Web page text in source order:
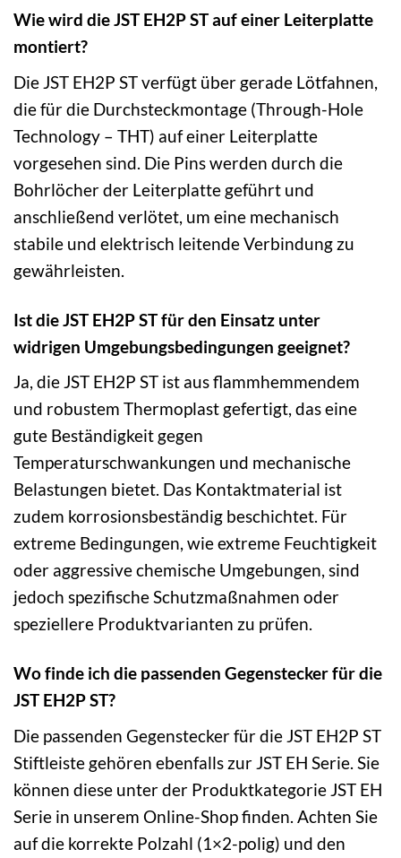
Wie wird die JST EH2P ST auf einer Leiterplatte
montiert?
Die JST EH2P ST verfügt über gerade Lötfahnen,
die für die Durchsteckmontage (Through-Hole
Technology – THT) auf einer Leiterplatte
vorgesehen sind. Die Pins werden durch die
Bohrlöcher der Leiterplatte geführt und
anschließend verlötet, um eine mechanisch
stabile und elektrisch leitende Verbindung zu
gewährleisten.
Ist die JST EH2P ST für den Einsatz unter
widrigen Umgebungsbedingungen geeignet?
Ja, die JST EH2P ST ist aus flammhemmendem
und robustem Thermoplast gefertigt, das eine
gute Beständigkeit gegen
Temperaturschwankungen und mechanische
Belastungen bietet. Das Kontaktmaterial ist
zudem korrosionsbeständig beschichtet. Für
extreme Bedingungen, wie extreme Feuchtigkeit
oder aggressive chemische Umgebungen, sind
jedoch spezifische Schutzmaßnahmen oder
speziellere Produktvarianten zu prüfen.
Wo finde ich die passenden Gegenstecker für die
JST EH2P ST?
Die passenden Gegenstecker für die JST EH2P ST
Stiftleiste gehören ebenfalls zur JST EH Serie. Sie
können diese unter der Produktkategorie JST EH
Serie in unserem Online-Shop finden. Achten Sie
auf die korrekte Polzahl (1×2-polig) und den